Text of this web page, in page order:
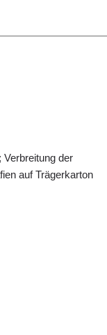
Verbreitung der
auf Trägerkarton